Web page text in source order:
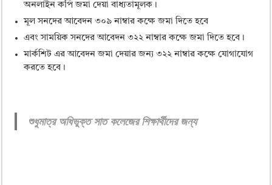
অনলাইন কপি জমা দেয়া বাধ্যতামূলক।
মূল সনদের আবেদন ৩০৯ নাম্বার কক্ষে জমা দিতে হবে
এবং সাময়িক সনদের আবেদন ৩২২ নাম্বার কক্ষে জমা দিতে হবে।
মার্কশিট এর আবেদন জমা দেয়ার জন্য ৩২২ নাম্বার কক্ষে যোগাযোগ
করতে হবে।
শুধুমাত্র অধিভুক্ত সাত কলেজের শিক্ষার্থীদের জন্য